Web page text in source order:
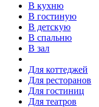
В кухню
В гостиную
В детскую
В спальню
В зал
Для коттеджей
Для ресторанов
Для гостиниц
Для театров